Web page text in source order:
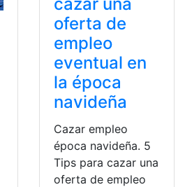
oferta de
empleo
eventual en
la época
navideña
Cazar empleo
época navideña. 5
Tips para cazar una
oferta de empleo